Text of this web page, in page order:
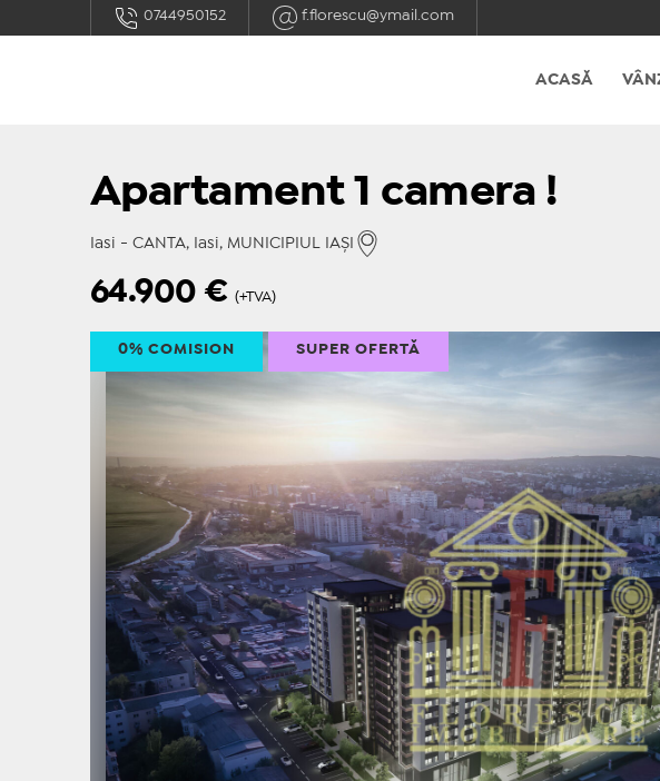
0744950152 f.florescu@ymail.com
ACASĂ
Apartament 1 camera !
Iasi - CANTA, Iasi, MUNICIPIUL IAŞI
64.900€ (+TVA)
0% COMISION SUPER OFERTĂ